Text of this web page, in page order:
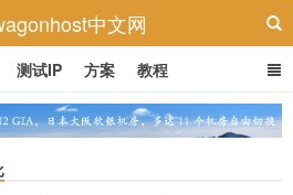
中文网
测试IP 方案 教程